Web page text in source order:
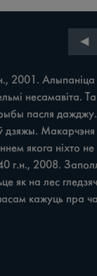
◀
2001.
несамавіта.
пасля
дзяжы.
якога ніхто
2008.
як на лес
кажуць пра